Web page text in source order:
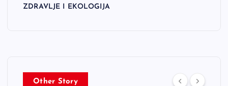
ZDRAVLJE I EKOLOGIJA
Other Story